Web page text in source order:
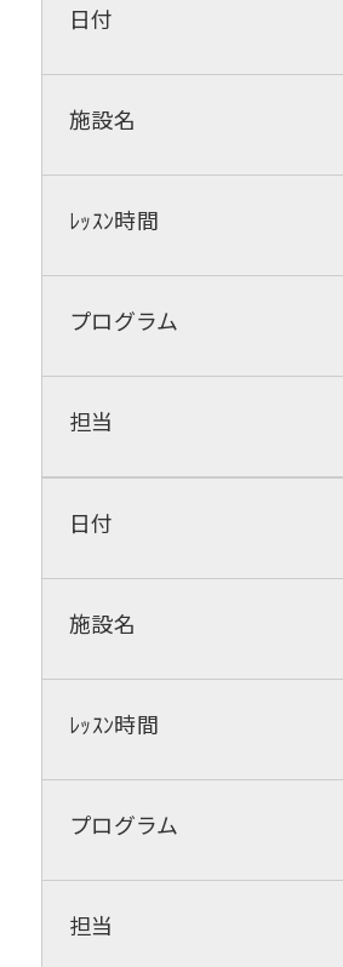
日付
施設名
ﾚｯｽﾝ時間
プログラム
担当
日付
施設名
ﾚｯｽﾝ時間
プログラム
担当